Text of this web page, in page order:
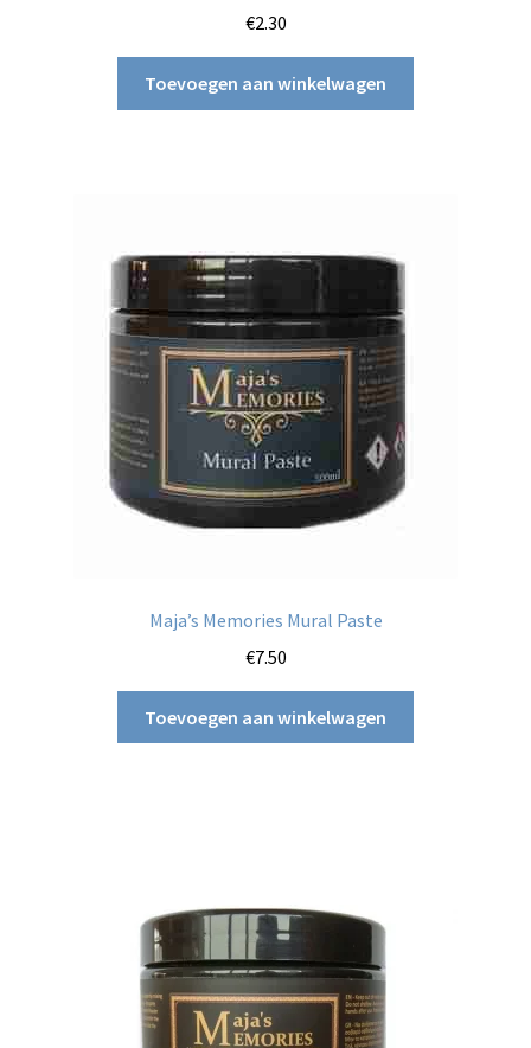
€2.30
Toevoegen aan winkelwagen
Maja’s Memories Mural Paste
€7.50
Toevoegen aan winkelwagen